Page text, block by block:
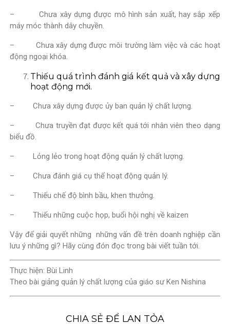
– Chưa xây dựng được mô hình sản xuất, hay sắp xếp
máy móc thành dây chuyền.
– Chưa xây dựng được môi trường làm việc và các hoạt
động ngoại khóa.
Thiếu quá trình đánh giá kết quả và xây dựng
hoạt động mới.
– Chưa xây dựng được ủy ban quản lý chất lượng.
– Chưa truyền đạt được kết quá tới nhân viên theo dạng
biểu đồ.
– Lỏng lẻo trong hoạt động quản lý chất lượng.
– Chưa đánh giá cụ thể hoạt động quản lý.
– Thiếu chế độ bình bầu, khen thưởng.
– Thiếu những cuộc họp, buổi hội nghị về kaizen
Vậy để giải quyết những những vấn đề trên doanh nghiệp cần
lưu ý những gì? Hãy cùng đón đọc trong bài viết tuần tới.
Thực hiện: Bùi Linh
Theo bài giảng quản lý chất lượng của giáo sư Ken Nishina
CHIA SẺ ĐỂ LAN TỎA